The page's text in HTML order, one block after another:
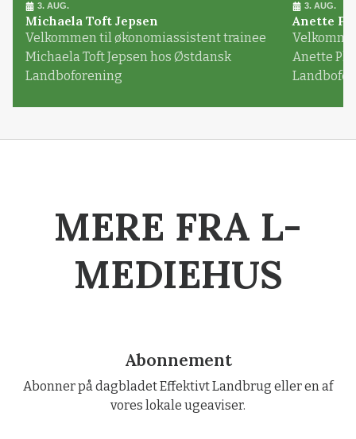
3. AUG.
Michaela Toft Jepsen
Velkommen til økonomiassistent trainee
Michaela Toft Jepsen hos Østdansk
Landboforening
3. AUG.
Anette
Anette
MERE FRA L-
MEDIEHUS
Abonnement
Abonner på dagbladet Effektivt Landbrug eller en af
vores lokale ugeaviser.